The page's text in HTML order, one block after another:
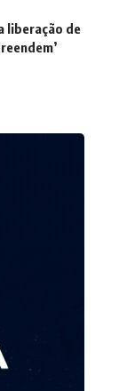
liberação de